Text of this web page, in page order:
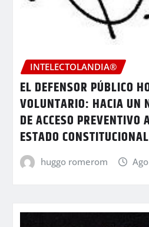
INTELECTOLANDIA®
EL DEFENSOR PÚBLICO
VOLUNTARIO: HACIA UN
DE ACCESO PREVENTIVO
ESTADO
huggo romerom